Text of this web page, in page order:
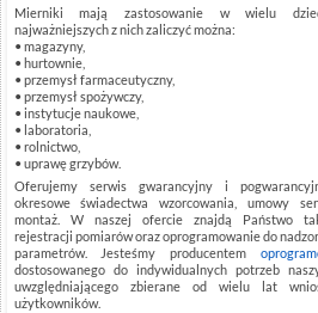
Mierniki mają zastosowanie w wielu
najważniejszych z nich zaliczyć można:
magazyny,
hurtownie,
przemysł farmaceutyczny,
przemysł spożywczy,
instytucje naukowe,
laboratoria,
rolnictwo,
uprawę grzybów.
Oferujemy serwis gwarancyjny i
okresowe świadectwa wzorcowania, umowy
montaż. W naszej ofercie znajdą Państwo
rejestracji pomiarów oraz oprogramowanie do
parametrów. Jesteśmy producentem
dostosowanego do indywidualnych potrzeb
uwzględniającego zbierane od wielu lat
użytkowników.